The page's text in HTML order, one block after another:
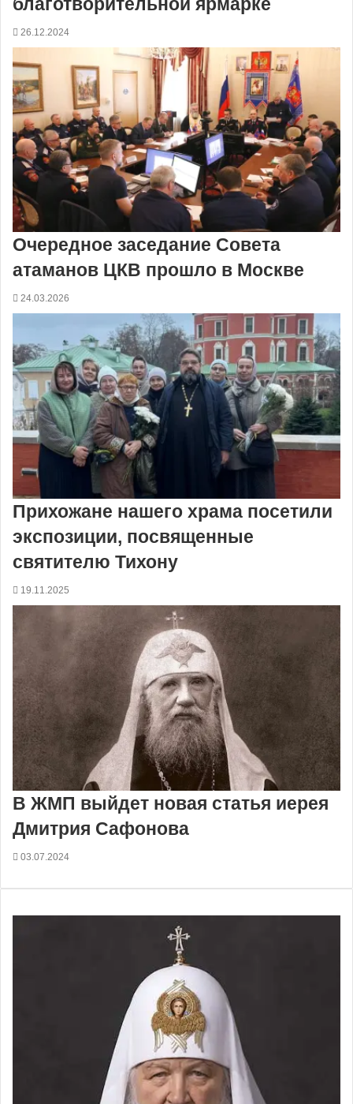
26.12.2024
Очередное заседание Совета
атаманов ЦКВ прошло в Москве
24.03.2026
Прихожане нашего храма посетили
экспозиции, посвященные
святителю Тихону
19.11.2025
В ЖМП выйдет новая статья иерея
Дмитрия Сафонова
03.07.2024